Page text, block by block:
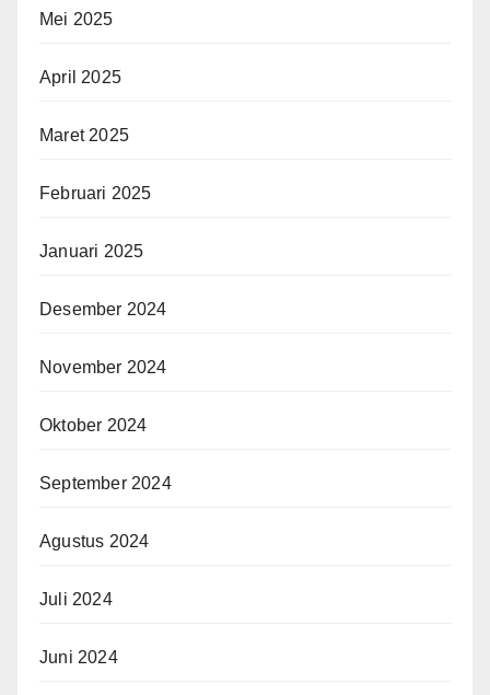
Mei 2025
April 2025
Maret 2025
Februari 2025
Januari 2025
Desember 2024
November 2024
Oktober 2024
September 2024
Agustus 2024
Juli 2024
Juni 2024